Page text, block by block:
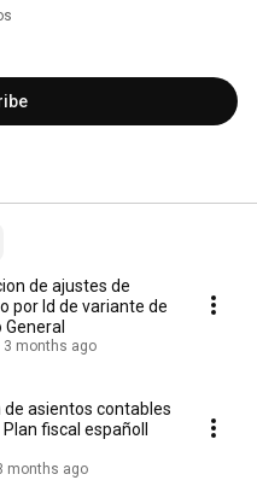
de ajustes de
por Id de variante de
3 months ago
de asientos contables
fiscal españoll
months ago